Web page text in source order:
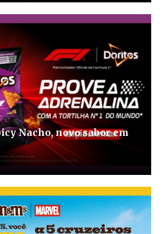
Nacho, novo sabor em